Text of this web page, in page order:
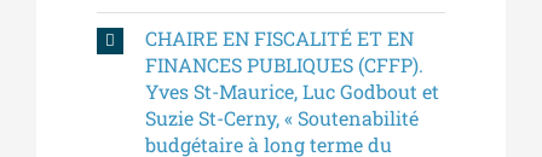
CHAIRE EN FISCALITÉ ET EN
FINANCES PUBLIQUES (CFFP).
Yves St-Maurice, Luc Godbout et
Suzie St-Cerny, « Soutenabilité
budgétaire à long terme du